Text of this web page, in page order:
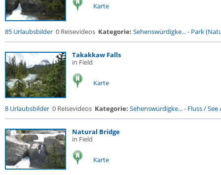
Karte
85 Urlaubsbilder 0 Reisevideos Kategorie: Sehenswürdigke...- Park
Takakkaw Falls
in Field
Karte
8 Urlaubsbilder 0 Reisevideos Kategorie: Sehenswürdigke...- Fluss / See
Natural Bridge
in Field
Karte